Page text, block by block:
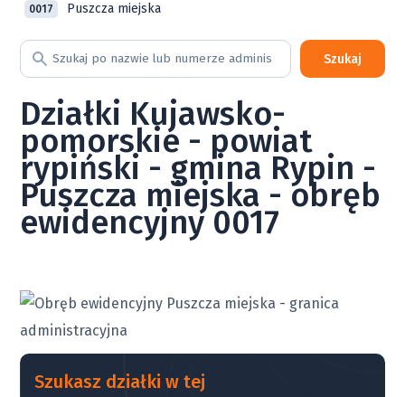
0017 Puszcza miejska
Szukaj
Działki Kujawsko-
pomorskie - powiat
rypiński - gmina Rypin -
Puszcza miejska - obręb
ewidencyjny 0017
Szukasz działki w tej